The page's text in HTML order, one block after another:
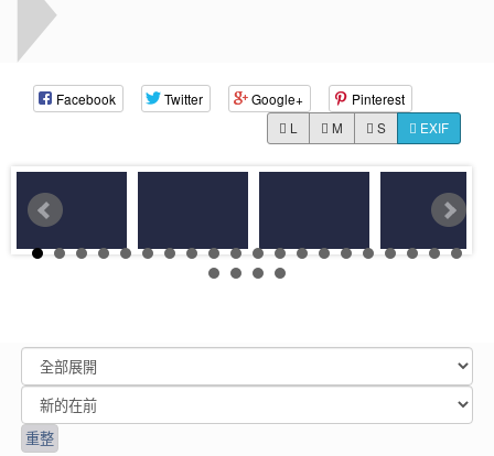
Facebook Twitter Google+ Pinterest
L M S EXIF